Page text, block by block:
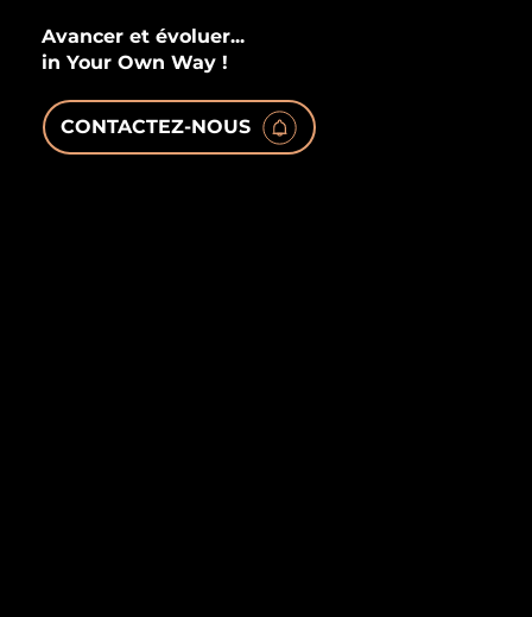
Avancer et évoluer...
in Your Own Way !
CONTACTEZ-NOUS